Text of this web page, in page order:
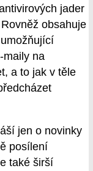
jader
obsahuje
maily na
a to jak v těle
jen o novinky
posílení
také širší